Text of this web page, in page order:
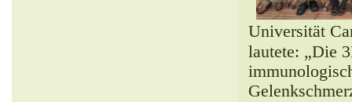
Universität
lautete: „Die